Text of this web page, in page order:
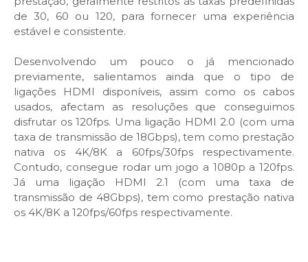
de 30, 60 ou 120, para fornecer uma experiência
estável e consistente.
Desenvolvendo um pouco o já mencionado
previamente, salientamos ainda que o tipo de
ligações HDMI disponíveis, assim como os cabos
usados, afectam as resoluções que conseguimos
disfrutar os 120fps. Uma ligação HDMI 2.0 (com uma
taxa de transmissão de 18Gbps), tem como prestação
nativa os 4K/8K a 60fps/30fps respectivamente.
Contudo, consegue rodar um jogo a 1080p a 120fps.
Já uma ligação HDMI 2.1 (com uma taxa de
transmissão de 48Gbps), tem como prestação nativa
os 4K/8K a 120fps/60fps respectivamente.